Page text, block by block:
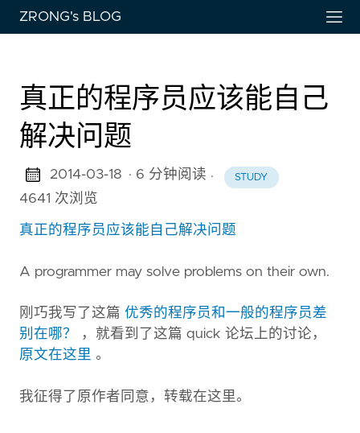
ZRONG's BLOG
真正的程序员应该能自己
解决问题
2014-03-18 · 6 分钟阅读 · STUDY
真正的程序员应该能自己解决问题
A programmer may solve problems on their own.
刚巧我写了这篇 优秀的程序员和一般的程序员差
别在哪？
，就看到了这篇 quick 论坛上的讨论，
原文在这里 。
我征得了原作者同意，转载在这里。